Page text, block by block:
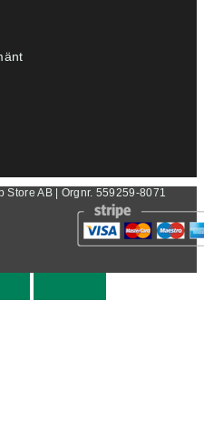
Store AB | Orgnr. 559259-8071